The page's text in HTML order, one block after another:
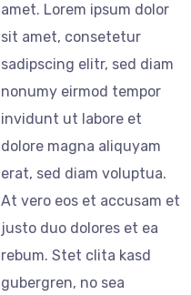
amet. Lorem ipsum dolor
sit amet, consetetur
sadipscing elitr, sed diam
nonumy eirmod tempor
invidunt ut labore et
dolore magna aliquyam
erat, sed diam voluptua.
At vero eos et accusam et
justo duo dolores et ea
rebum. Stet clita kasd
gubergren, no sea